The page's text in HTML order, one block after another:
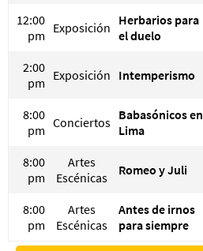
12:00
pm Exposición Herbarios para
el duelo
2:00
pm Exposición Intemperismo
8:00
pm Conciertos Babasónicos en
Lima
8:00
pm
Artes
Escénicas
Romeo y Juli
8:00
pm
Artes
Escénicas
Antes de irnos
para siempre